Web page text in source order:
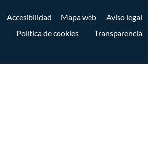
Accesibilidad Mapa web
Aviso legal
Política de cookies
Transparencia